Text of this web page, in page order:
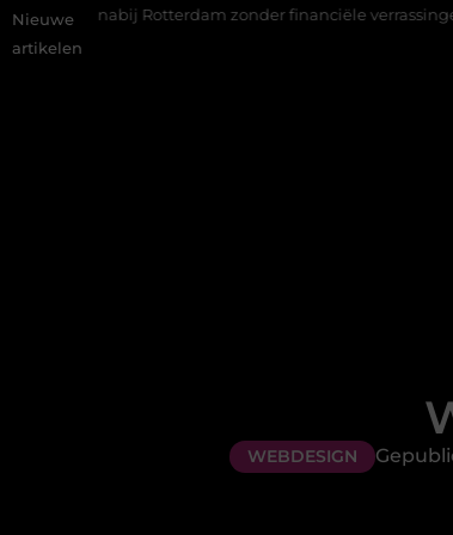
Nieuwe
artikelen
Rotterdam zonder financiële verrassingen
WEBDESIGN